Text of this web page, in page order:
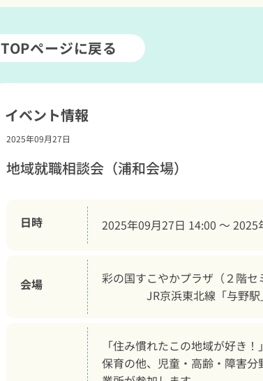
TOPページに戻る
イベント情報
2025年09月27日
地域就職相談会（浦和会場）
日時 2025年09月27日 14:00 〜 2025
会場
彩の国すこやかプラザ（２階セ
JR京浜東北線「与野駅
「住み慣れたこの地域が好き
保育の他、児童・高齢・障害